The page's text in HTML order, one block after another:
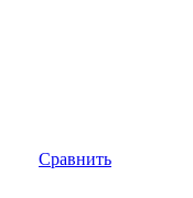
Сравнить